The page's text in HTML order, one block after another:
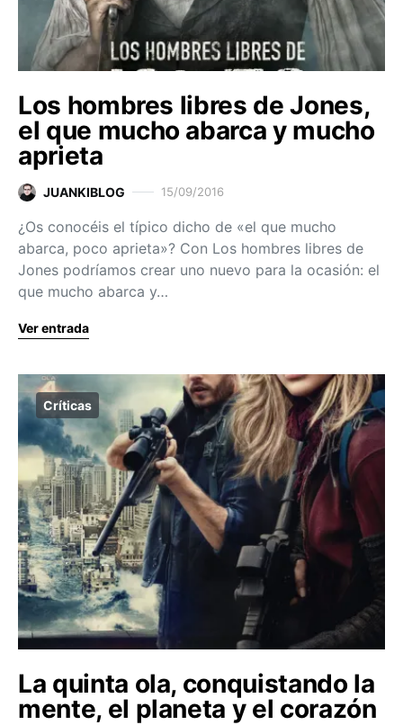
Los hombres libres de Jones,
el que mucho abarca y mucho
aprieta
JUANKIBLOG 15/09/2016
¿Os conocéis el típico dicho de «el que mucho
abarca, poco aprieta»? Con Los hombres libres de
Jones podríamos crear uno nuevo para la ocasión: el
que mucho abarca y…
Ver entrada
Críticas
La quinta ola, conquistando la
mente, el planeta y el corazón